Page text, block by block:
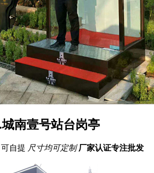
南壹号站台岗亭
自提 尺寸均可定制 厂家认证专注批发